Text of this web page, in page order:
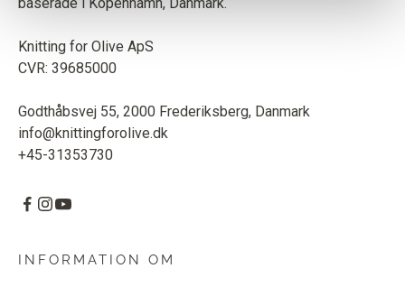
Knitting for Olive ApS
CVR: 39685000
Godthåbsvej 55, 2000 Frederiksberg, Danmark
info@knittingforolive.dk
+45-31353730
INFORMATION OM